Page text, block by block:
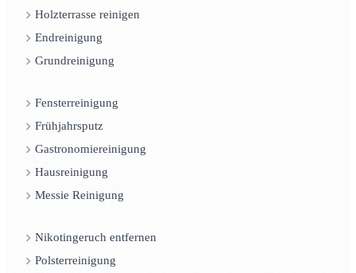
Holzterrasse reinigen
Endreinigung
Grundreinigung
Fensterreinigung
Frühjahrsputz
Gastronomiereinigung
Hausreinigung
Messie Reinigung
Nikotingeruch entfernen
Polsterreinigung